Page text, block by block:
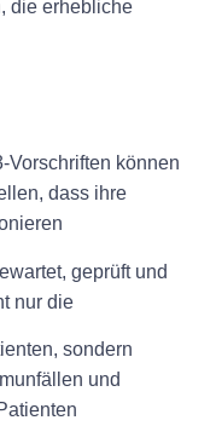
die erhebliche
Vorschriften können
dass ihre
geprüft und
nur die
sondern
und